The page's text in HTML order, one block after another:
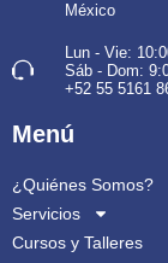
México
Lun - Vie:
Sáb - Dom:
+52 55 5161
Menú
¿Quiénes Somos?
Servicios
Cursos y Talleres